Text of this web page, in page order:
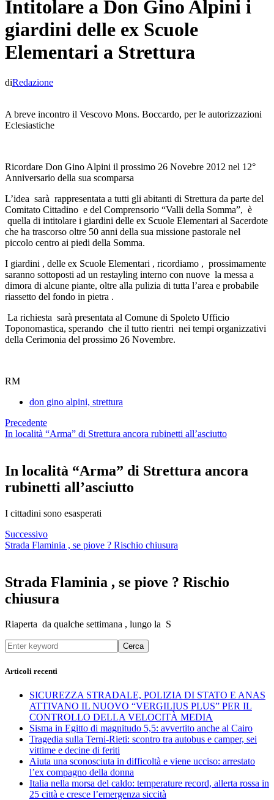
Intitolare a Don Gino Alpini i
giardini delle ex Scuole
Elementari a Strettura
diRedazione
A breve incontro il Vescovo Mons. Boccardo, per le autorizzazioni
Eclesiastiche
Ricordare Don Gino Alpini il prossimo 26 Novebre 2012 nel 12°
Anniversario della sua scomparsa
L’idea sarà rappresentata a tutti gli abitanti di Strettura da parte del
Comitato Cittadino e del Comprensorio “Valli della Somma”, è
quella di intitolare i giardini delle ex Scuole Elementari al Sacerdote
che ha trascorso oltre 50 anni della sua missione pastorale nel
piccolo centro ai piedi della Somma.
I giardini , delle ex Scuole Elementari , ricordiamo , prossimamente
saranno sottoposti ad un restayling interno con nuove la messa a
dimora di alcune piante, oltre alla pulizia di tutta l’area e probabile
riassetto del fondo in pietra .
La richiesta sarà presentata al Comune di Spoleto Ufficio
Toponomastica, sperando che il tutto rientri nei tempi organizzativi
della Cerimonia del prossimo 26 Novembre.
RM
don gino alpini, strettura
Precedente
In località “Arma” di Strettura ancora rubinetti all’asciutto
In località “Arma” di Strettura ancora
rubinetti all’asciutto
I cittadini sono esasperati
Successivo
Strada Flaminia , se piove ? Rischio chiusura
Strada Flaminia , se piove ? Rischio
chiusura
Riaperta da qualche settimana , lungo la S
Cerca
Articoli recenti
SICUREZZA STRADALE, POLIZIA DI STATO E ANAS
ATTIVANO IL NUOVO “VERGILIUS PLUS” PER IL
CONTROLLO DELLA VELOCITÀ MEDIA
Sisma in Egitto di magnitudo 5,5: avvertito anche al Cairo
Tragedia sulla Terni-Rieti: scontro tra autobus e camper, sei
vittime e decine di feriti
Aiuta una sconosciuta in difficoltà e viene ucciso: arrestato
l’ex compagno della donna
Italia nella morsa del caldo: temperature record, allerta rossa in
25 città e cresce l’emergenza siccità